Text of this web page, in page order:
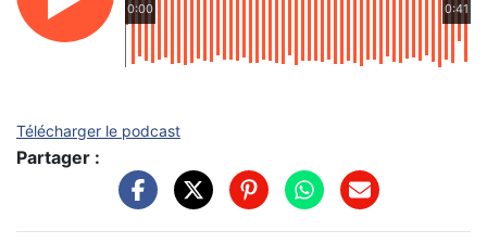
0:00 0:41
Télécharger le podcast
Partager :